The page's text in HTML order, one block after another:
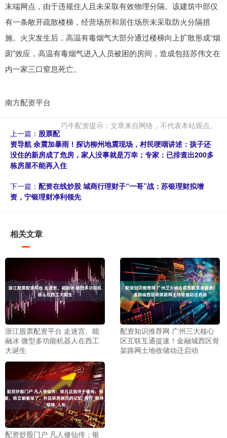
末端网点，由于违规住人且未采取有效物理分隔。该建筑中部仅
有一条敞开疏散楼梯，经营场所和居住场所未采取防火分隔措
施。火灾发生后，高温有毒烟气大部分通过楼梯向上扩散形成“烟
囱”效应，高温有毒烟气进入人员被困的房间，造成包括苏伟文在
内一家三口窒息死亡。
南方配资平台
巧牛配资提示：文章来自网络，不代表本站观点。
上一篇： 股票配
资导航 余震加暴雨！探访柳州地震现场，村民哽咽讲述：孩子还
没住的新房成了危房，家人没事就是万幸；专家：已排查出200多
栋房屋不能再入住
下一篇： 配资在线炒股 城商行理财子“一哥”战：苏银理财拟增
资，宁银理财净利领先
相关文章
浙江股票配资平台 走迷宫、能
融冰 微型多功能机器人在西工
大诞生
配资知识推荐网 广州三大核心
区互联互通提速！金融城西区骨
架路网土地收储动迁启动
配资炒股门户 凡人修仙传：银